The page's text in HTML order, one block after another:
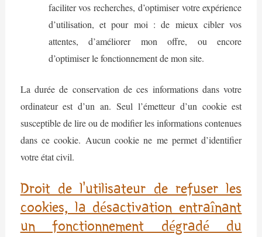
faciliter vos recherches, d’optimiser votre expérience
d’utilisation, et pour moi : de mieux cibler vos
attentes, d’améliorer mon offre, ou encore
d’optimiser le fonctionnement de mon site.
La durée de conservation de ces informations dans votre
ordinateur est d’un an. Seul l’émetteur d’un cookie est
susceptible de lire ou de modifier les informations contenues
dans ce cookie. Aucun cookie ne me permet d’identifier
votre état civil.
Droit de l’utilisateur de refuser les
cookies, la désactivation entraînant
un fonctionnement dégradé du